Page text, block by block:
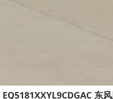
EQ5181XXYL9CDGAC 东